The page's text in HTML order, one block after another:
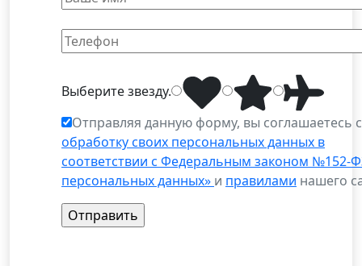
Выберитезвезду.
Отправляя данную форму, вы соглашаетесь
обработку своих персональных данных в
соответствии с Федеральным законом №152-
персональных данных» и правилами нашего